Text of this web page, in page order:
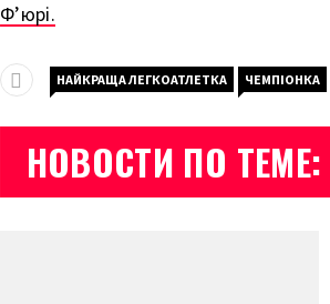
Ф’юрі.
НАЙКРАЩА ЛЕГКОАТЛЕТКА ЧЕМПІОНКА
НОВОСТИ ПО ТЕМЕ: